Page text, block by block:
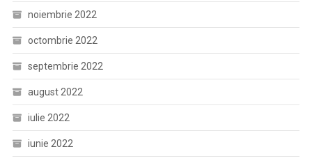
noiembrie 2022
octombrie 2022
septembrie 2022
august 2022
iulie 2022
iunie 2022